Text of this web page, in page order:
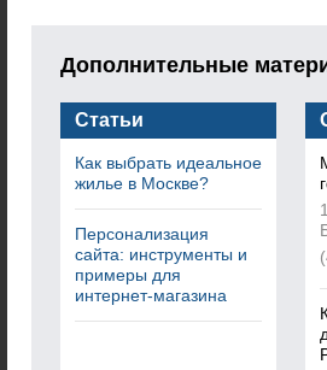
Дополнительные
Статьи
Как выбрать идеальное
жилье в Москве?
Персонализация
сайта: инструменты и
примеры для
интернет-магазина